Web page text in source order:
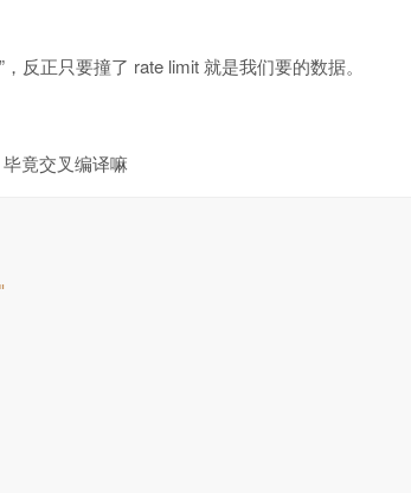
反正只要撞了 rate limit 就是我们要的数据。
竟交叉编译嘛